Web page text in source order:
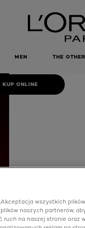
MEN THE
KUP ONLINE
wszystkich
naszych partnerów,
ruch na naszej stronie oraz